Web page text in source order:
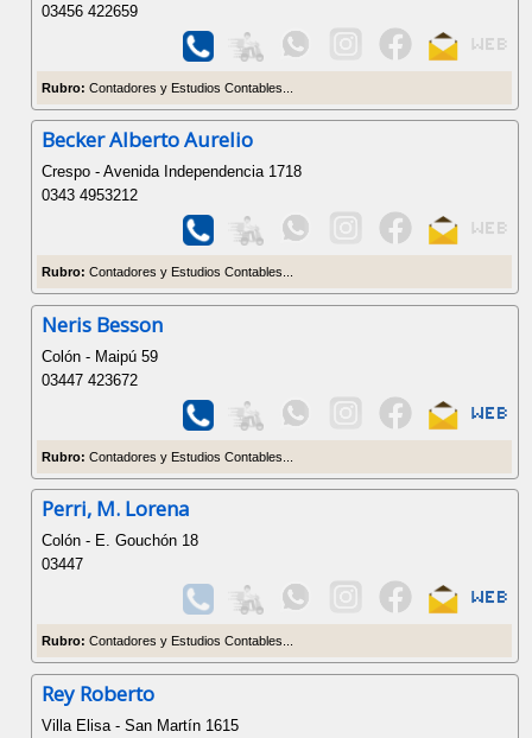
03456 422659
Rubro: Contadores y Estudios Contables...
Becker Alberto Aurelio
Crespo - Avenida Independencia 1718
0343 4953212
Rubro: Contadores y Estudios Contables...
Neris Besson
Colón - Maipú 59
03447 423672
Rubro: Contadores y Estudios Contables...
Perri, M. Lorena
Colón - E. Gouchón 18
03447
Rubro: Contadores y Estudios Contables...
Rey Roberto
Villa Elisa - San Martín 1615